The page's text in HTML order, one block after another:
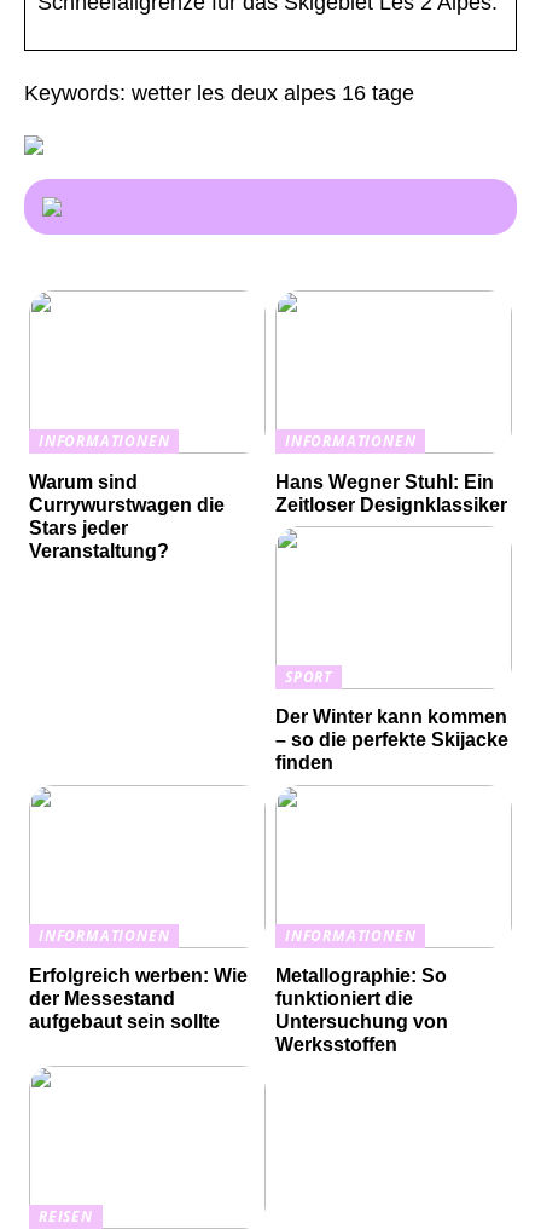
Keywords: wetter les deux alpes 16 tage
INFORMATIONEN
Warum sind
Currywurstwagen die
Stars jeder
Veranstaltung?
INFORMATIONEN
Hans Wegner Stuhl: Ein
Zeitloser Designklassiker
SPORT
Der Winter kann kommen
– so die perfekte Skijacke
finden
INFORMATIONEN
Erfolgreich werben: Wie
der Messestand
aufgebaut sein sollte
INFORMATIONEN
Metallographie: So
funktioniert die
Untersuchung von
Werksstoffen
REISEN